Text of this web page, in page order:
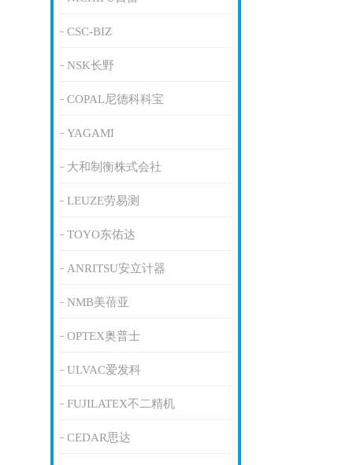
CSC-BIZ
NSK长野
COPAL尼德科科宝
YAGAMI
大和制衡株式会社
LEUZE劳易测
TOYO东佑达
ANRITSU安立计器
NMB美蓓亚
OPTEX奥普士
ULVAC爱发科
FUJILATEX不二精机
CEDAR思达